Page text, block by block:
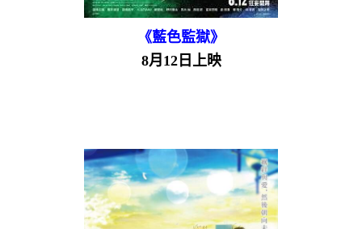
《藍色監獄》
8月12日上映